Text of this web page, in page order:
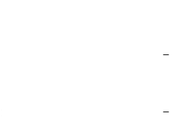
BBQ
Εξαρτήματα Σόμπας